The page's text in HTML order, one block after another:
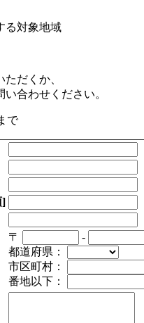
る対象地域
だくか、
合わせください。
で
]
〒
-
都道府県：
市区町村：
番地以下：